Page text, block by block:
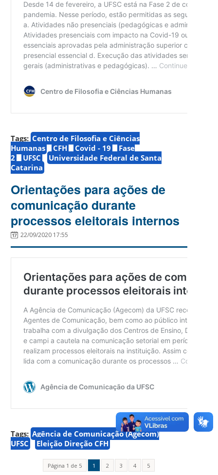
Tags: Centro de Filosofia e Ciências
Humanas
CFH Covid - 19
Fase
2
UFSC
Universidade Federal de Santa
Catarina
Orientações para ações de
comunicação durante
processos eleitorais internos
22/09/2020 17:55
Tags: Agência de Comunicação (Agecom)
UFSC
Eleição Direção CFH
Página 1 de 5 1 2 3 4 5